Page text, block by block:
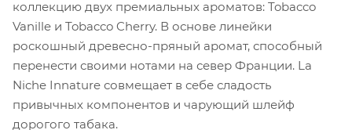
коллекцию двух премиальных ароматов: Tobacco
Vanille и Tobacco Cherry. В основе линейки
роскошный древесно-пряный аромат, способный
перенести своими нотами на север Франции. La
Niche Innature совмещает в себе сладость
привычных компонентов и чарующий шлейф
дорогого табака.